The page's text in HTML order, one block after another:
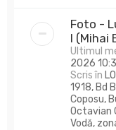
Foto -
I (Mihai
Ultimul
2026
Scris în
1918, Bd
Coposu,
Octavian
Vodă,